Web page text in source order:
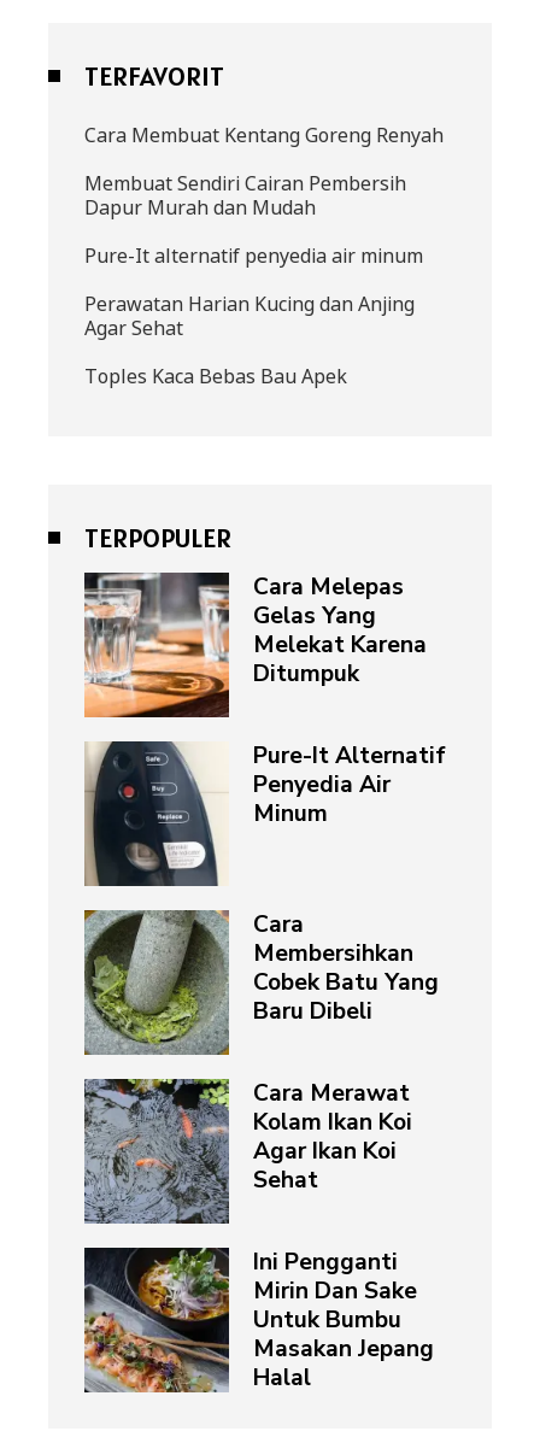
TERFAVORIT
Cara Membuat Kentang Goreng Renyah
Membuat Sendiri Cairan Pembersih
Dapur Murah dan Mudah
Pure-It alternatif penyedia air minum
Perawatan Harian Kucing dan Anjing
Agar Sehat
Toples Kaca Bebas Bau Apek
TERPOPULER
Cara Melepas
Gelas Yang
Melekat Karena
Ditumpuk
Pure-It Alternatif
Penyedia Air
Minum
Cara
Membersihkan
Cobek Batu Yang
Baru Dibeli
Cara Merawat
Kolam Ikan Koi
Agar Ikan Koi
Sehat
Ini Pengganti
Mirin Dan Sake
Untuk Bumbu
Masakan Jepang
Halal